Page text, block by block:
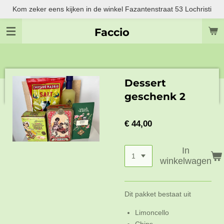
Ga
naar
Faccio
Kom zeker eens kijken in de winkel Fazantenstraat 53 Lochristi
Dessert
geschenk 2
€ 44,00
In
winkelwagen
Dit pakket bestaat uit
Limoncello